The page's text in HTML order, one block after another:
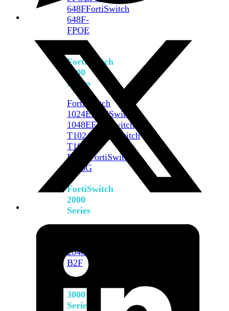
648FFortiSwitch
648F-
FPOE
FortiSwitch
1000
Series
FortiSwitch
1024EFortiSwitch
1048EFortiSwitch
T1024E
FortiSwitch
T1024F-
FPOE
FortiSwitch
1048G
FortiSwitch
2000
Series
2048F-
B2F
3000
Series